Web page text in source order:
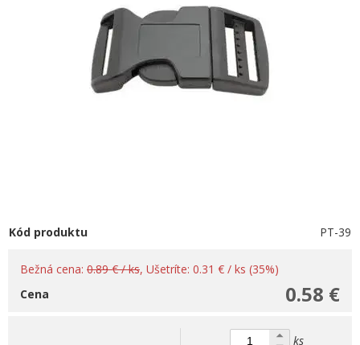
Kód produktu PT-39
Bežná cena: 0.89 € / ks, Ušetríte: 0.31 € / ks (35%)
0.58 €
Cena
ks